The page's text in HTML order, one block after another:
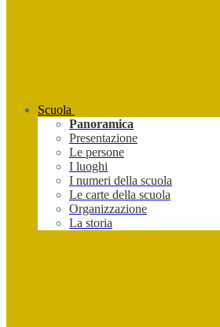
Scuola
Panoramica
Presentazione
Le persone
I luoghi
I numeri della scuola
Le carte della scuola
Organizzazione
La storia